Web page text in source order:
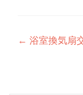
投
← 浴室換気扇